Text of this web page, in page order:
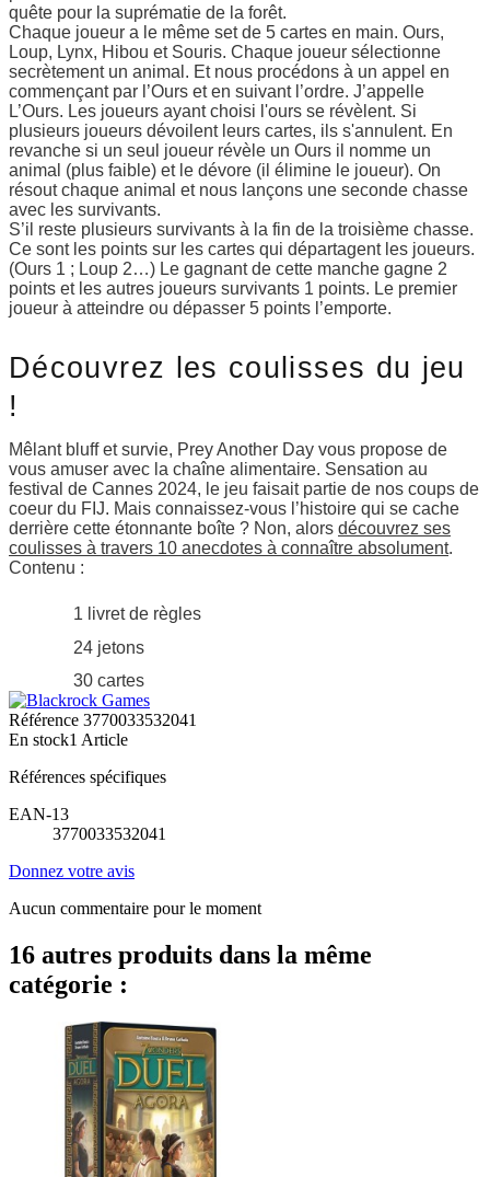
quête pour la suprématie de la forêt.
Chaque joueur a le même set de 5 cartes en main. Ours,
Loup, Lynx, Hibou et Souris. Chaque joueur sélectionne
secrètement un animal. Et nous procédons à un appel en
commençant par l’Ours et en suivant l’ordre. J’appelle
L’Ours. Les joueurs ayant choisi l'ours se révèlent. Si
plusieurs joueurs dévoilent leurs cartes, ils s'annulent. En
revanche si un seul joueur révèle un Ours il nomme un
animal (plus faible) et le dévore (il élimine le joueur). On
résout chaque animal et nous lançons une seconde chasse
avec les survivants.
S’il reste plusieurs survivants à la fin de la troisième chasse.
Ce sont les points sur les cartes qui départagent les joueurs.
(Ours 1 ; Loup 2…) Le gagnant de cette manche gagne 2
points et les autres joueurs survivants 1 points. Le premier
joueur à atteindre ou dépasser 5 points l’emporte.
Découvrez les coulisses du jeu
!
Mêlant bluff et survie, Prey Another Day vous propose de
vous amuser avec la chaîne alimentaire. Sensation au
festival de Cannes 2024, le jeu faisait partie de nos coups de
coeur du FIJ. Mais connaissez-vous l’histoire qui se cache
derrière cette étonnante boîte ? Non, alors découvrez ses
coulisses à travers 10 anecdotes à connaître absolument.
Contenu :
1 livret de règles
24 jetons
30 cartes
Référence 3770033532041
En stock1 Article
Références spécifiques
EAN-13
3770033532041
Donnez votre avis
Aucun commentaire pour le moment
16 autres produits dans la même
catégorie :